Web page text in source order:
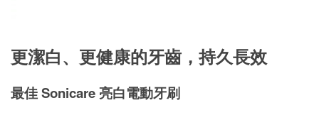
更潔白、更健康的牙齒，持久長效
最佳 Sonicare 亮白電動牙刷